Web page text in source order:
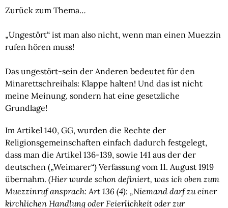
Zurück zum Thema…
„Ungestört“ ist man also nicht, wenn man einen Muezzin
rufen hören muss!
Das ungestört-sein der Anderen bedeutet für den
Minarettschreihals: Klappe halten! Und das ist nicht
meine Meinung, sondern hat eine gesetzliche
Grundlage!
Im Artikel 140, GG, wurden die Rechte der
Religionsgemeinschaften einfach dadurch festgelegt,
dass man die Artikel 136-139, sowie 141 aus der der
deutschen („Weimarer“) Verfassung vom 11. August 1919
übernahm. (Hier wurde schon definiert, was ich oben zum
Muezzinruf ansprach: Art 136 (4): „Niemand darf zu einer
kirchlichen Handlung oder Feierlichkeit oder zur